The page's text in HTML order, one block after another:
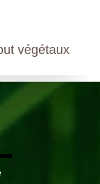
végétaux